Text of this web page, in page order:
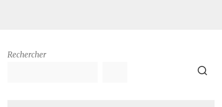
Rechercher